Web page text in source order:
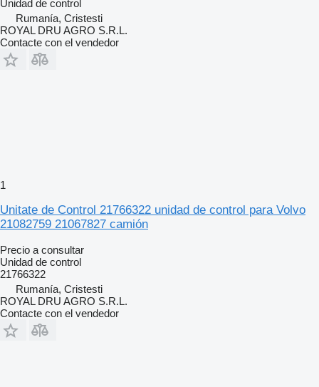
Unidad de control
Rumanía, Cristesti
ROYAL DRU AGRO S.R.L.
Contacte con el vendedor
1
Unitate de Control 21766322 unidad de control para Volvo
21082759 21067827 camión
Precio a consultar
Unidad de control
21766322
Rumanía, Cristesti
ROYAL DRU AGRO S.R.L.
Contacte con el vendedor